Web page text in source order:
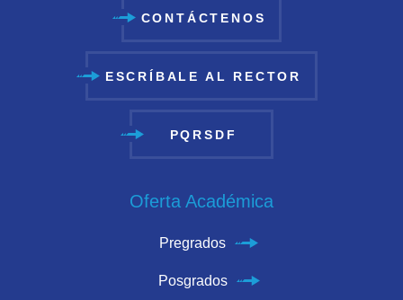
CONTÁCTENOS
ESCRÍBALE AL RECTOR
PQRSDF
Oferta Académica
Pregrados
Posgrados